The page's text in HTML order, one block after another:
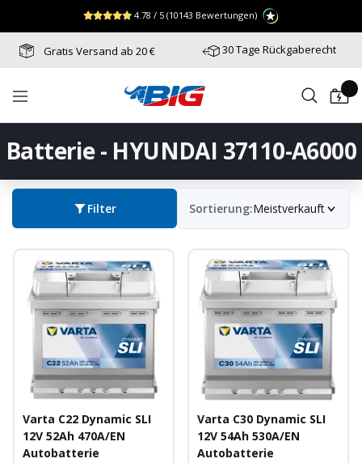
Zum Menü springen
Fußzeile springen
Barrierefreiheits-Widget öffnen
Inhalt
4.78 / 5 (10143 Bewertungen)
Gratis Versand ab 20 € 30 Tage Rückgaberecht
Navigation
Batterie-
Batterie - HYUNDAI 37110-A6000
Filter Sortierung:Meistverkauft
Varta C22 Dynamic SLI
12V 52Ah 470A/EN
Autobatterie
Varta C30 Dynamic SLI
12V 54Ah 530A/EN
Autobatterie